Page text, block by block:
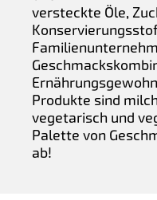
versteckte Öle,
Produkte sind
vegetarisch und
Palette von
ab!